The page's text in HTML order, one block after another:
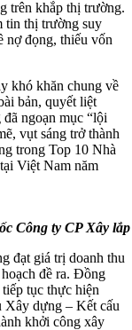
trên khắp thị trường.
tin thị trường suy
nợ đọng, thiếu vốn
khó khăn chung về
bản, quyết liệt
ngoạn mục “lội
vụt sáng trở thành
trong Top 10 Nhà
Việt Nam năm
Công ty CP Xây
đạt giá trị doanh thu
đề ra. Đồng
tục thực hiện
Xây dựng – Kết cấu
khởi công xây